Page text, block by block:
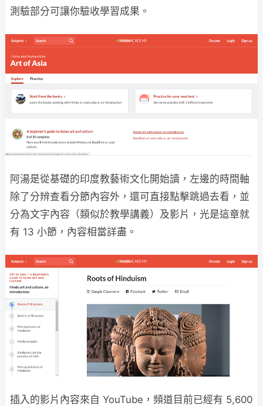
測驗部分可讓你驗收學習成果。
阿湯是從基礎的印度教藝術文化開始讀，左邊的時間軸
除了分辨查看分節內容外，還可直接點擊跳過去看，並
分為文字內容（類似於教學講義）及影片，光是這章就
有 13 小節，內容相當詳盡。
插入的影片內容來自 YouTube，頻道目前已經有 5,600